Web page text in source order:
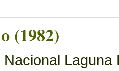
(1982)